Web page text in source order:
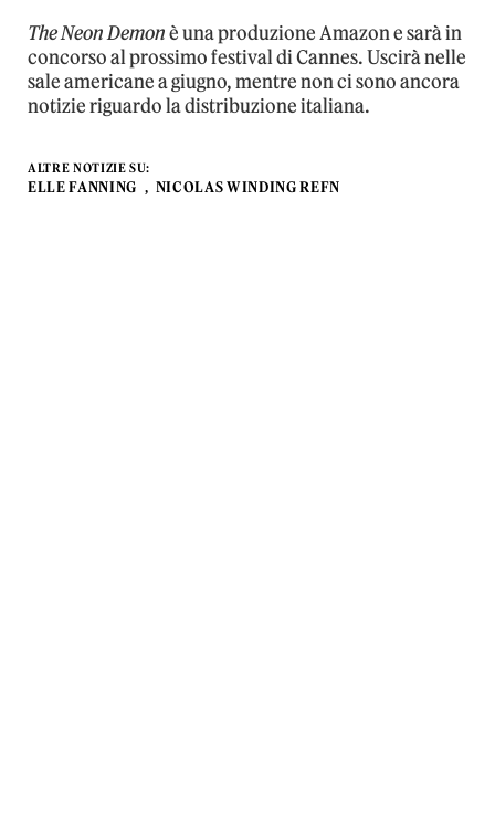
The Neon Demonè una produzione Amazon e sarà in
concorso al prossimo festival di Cannes. Uscirà nelle
sale americane a giugno, mentre non ci sono ancora
notizie riguardo la distribuzione italiana.
ALTRE NOTIZIE SU:
ELLE FANNING NICOLAS WINDING REFN